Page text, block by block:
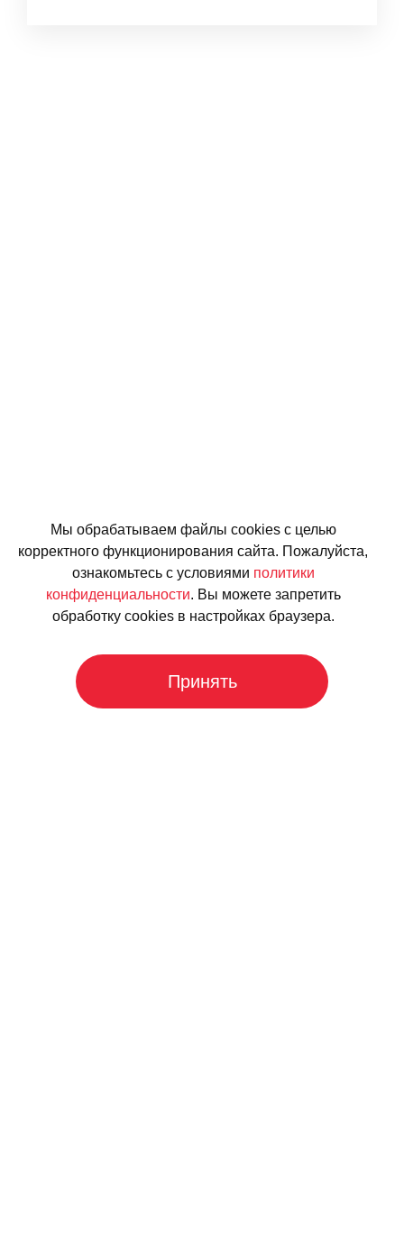
Мы обрабатываем файлы cookies с целью
корректного функционирования сайта. Пожалуйста,
ознакомьтесь с условиями политики
конфиденциальности. Вы можете запретить
обработку cookies в настройках браузера.
Принять